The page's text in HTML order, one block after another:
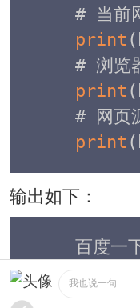
print (
print (
print (
输出如下：
我也说一句